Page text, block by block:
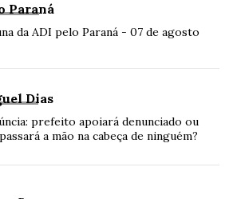
Paraná
da ADI pelo Paraná - 07 de agosto
Dias
prefeito apoiará denunciado ou
a mão na cabeça de ninguém?